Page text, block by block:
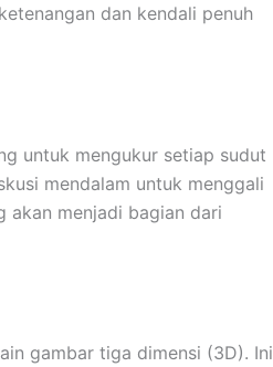
dan kendali penuh
untuk mengukur setiap sudut
mendalam untuk menggali
akan menjadi bagian dari
gambar tiga dimensi (3D). Ini